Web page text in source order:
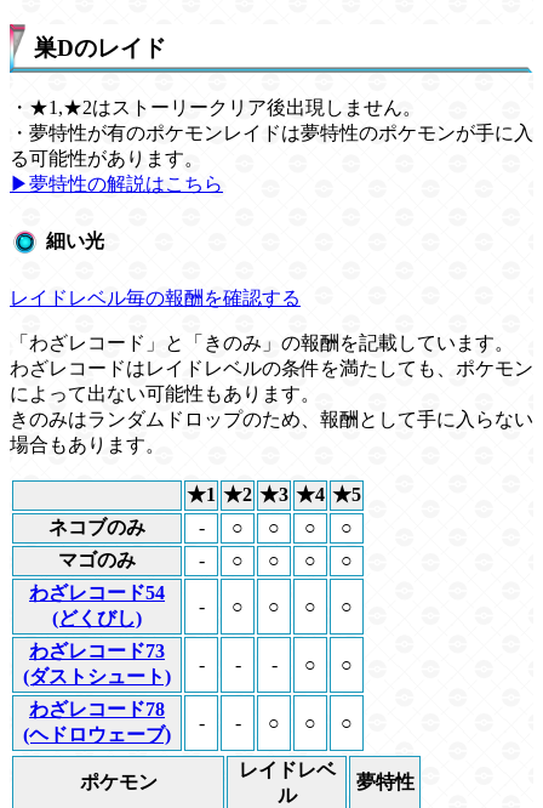
巣Dのレイド
・★1,★2はストーリークリア後出現しません。
・夢特性が有のポケモンレイドは夢特性のポケモンが手に入
る可能性があります。
▶︎夢特性の解説はこちら
細い光
レイドレベル毎の報酬を確認する
「わざレコード」と「きのみ」の報酬を記載しています。
わざレコードはレイドレベルの条件を満たしても、ポケモン
によって出ない可能性もあります。
きのみはランダムドロップのため、報酬として手に入らない
場合もあります。
★1 ★2 ★3 ★4 ★5
ネコブのみ
- ○ ○ ○
○
マゴのみ
- ○ ○ ○
○
わざレコード54
(どくびし)
- ○ ○ ○ ○
わざレコード73
(ダストシュート)
- - - ○ ○
わざレコード78
(ヘドロウェーブ)
- - ○ ○ ○
ポケモン
レイドレベ
ル
夢特性